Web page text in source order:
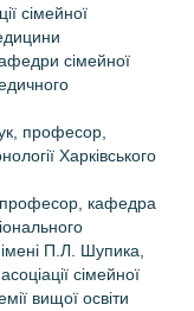
сімейної
сімейної
професор,
Харківського
кафедра
П.Л. Шупика,
сімейної
вищої освіти